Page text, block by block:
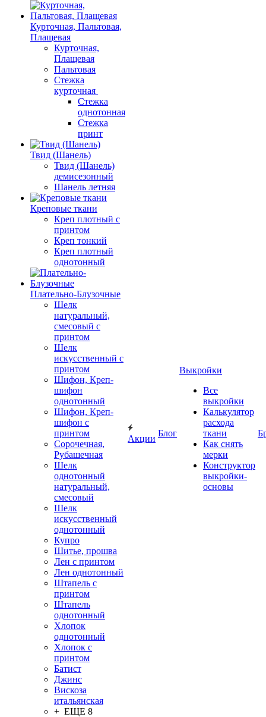
Курточная, Пальтовая,
Плащевая
Курточная,
Плащевая
Пальтовая
Стежка
курточная
Стежка
однотонная
Стежка
принт
Твид (Шанель)
Твид (Шанель)
демисезонный
Шанель летняя
Креповые ткани
Креп плотный с
принтом
Креп тонкий
Креп плотный
однотонный
Плательно-Блузочные
Шелк
натуральный,
смесовый с
принтом
Шелк
искусственный с
принтом
Шифон, Креп-
шифон
однотонный
Шифон, Креп-
шифон с
принтом
Сорочечная,
Рубашечная
Шелк
однотонный
натуральный,
смесовый
Шелк
искусственный
однотонный
Купро
Шитье, прошва
Лен с принтом
Лен однотонный
Штапель с
принтом
Штапель
однотонный
Хлопок
однотонный
Хлопок с
принтом
Батист
Джинс
Вискоза
итальянская
+ ЕЩЕ 8
Акции
Блог
Выкройки
Все
выкройки
Калькулятор
расхода
ткани
Как снять
мерки
Конструктор
выкройки-
основы